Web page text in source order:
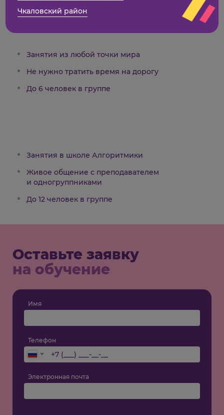
Занятия из любой точки мира
Не нужно тратить время на дорогу
До 6 человек в группе
Занятия в школе Алгоритмики
Живое общение с преподавателем
и одногруппниками
До 12 человек в группе
Оставьте заявку
на обучение
Имя
Телефон
Электронная почта
Чкаловский район